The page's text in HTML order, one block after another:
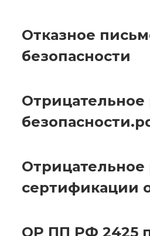
Отказное
безопасности
сертификации
ОР ПП РФ 2425